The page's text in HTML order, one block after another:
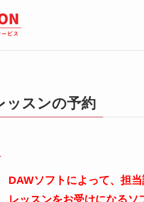
ッスンの予約
DAWソフトによって、担当
レッスンをお受けになるソ